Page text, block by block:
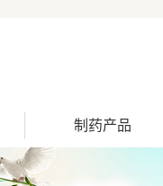
制药产品